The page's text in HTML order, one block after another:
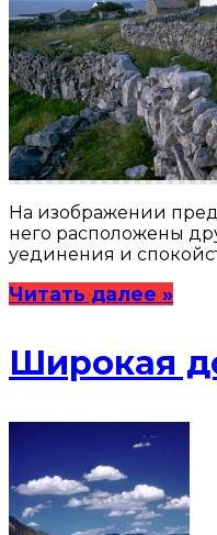
На изображении
него расположены
уединения и
Читать далее »
Широкая